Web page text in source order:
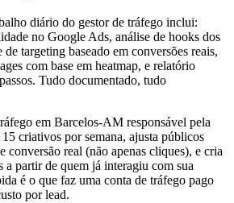
diário do gestor de tráfego inclui:
no Google Ads, análise de hooks dos
targeting baseado em conversões reais,
com base em heatmap, e relatório
Tudo documentado, tudo
em Barcelos-AM responsável pela
15 criativos por semana, ajusta públicos
conversão real (não apenas cliques), e cria
a partir de quem já interagiu com sua
é o que faz uma conta de tráfego pago
por lead.